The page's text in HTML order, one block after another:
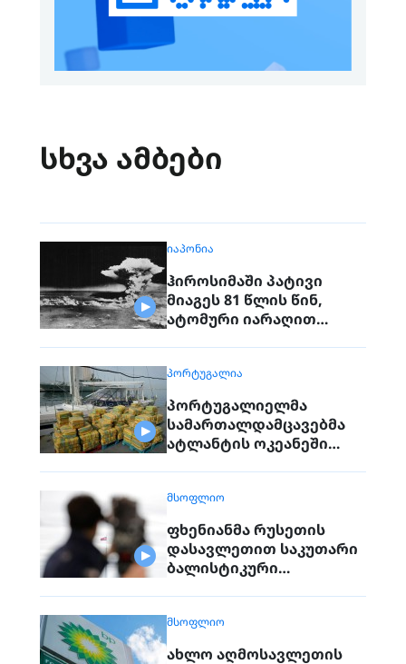
სხვა ამბები
ᲘᲐᲞᲝᲜᲘᲐ
ჰიროსიმაში პატივი
მიაგეს 81 წლის წინ,
ატომური იარაღით
ᲞᲝᲠᲢᲣᲒᲐᲚᲘᲐ
პორტუგალიელმა
სამართალდამცავებმა
ატლანტის ოკეანეში
ᲛᲡᲝᲤᲚᲘᲝ
ფხენიანმა რუსეთის
დასავლეთით საკუთარი
ბალისტიკური
ᲛᲡᲝᲤᲚᲘᲝ
ახლო აღმოსავლეთის